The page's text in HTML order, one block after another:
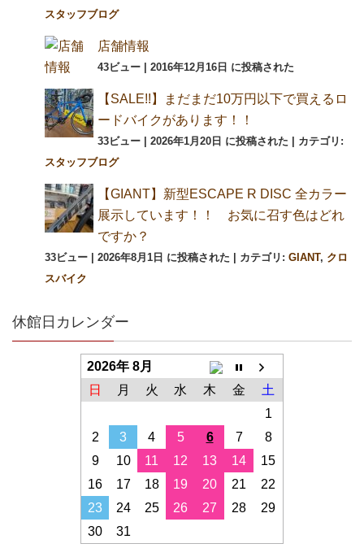
スタッフブログ
店舗情報
43ビュー 2016年12月16日 に投稿された
【SALE!!】まだまだ10万円以下で買えるロ
ードバイクがあります！！
33ビュー 2026年1月20日 に投稿された
カテゴリ:
スタッフブログ
【GIANT】新型ESCAPE R DISC 全カラー
展示しています！！ お気に召す色はどれ
ですか？
33ビュー 2026年8月1日 に投稿された カテゴリ: GIANT, クロ
スバイク
休館日カレンダー
2026年 8月
日
月 火 水 木 金
土
1
2
3 4 5 6 7
8
9
10 11 12 13 14
15
16
17 18 19 20 21
22
23
24 25 26 27 28
29
30
31